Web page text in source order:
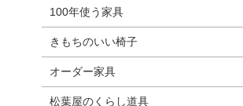
100年使う家具
きもちのいい椅子
オーダー家具
松葉屋のくらし道具